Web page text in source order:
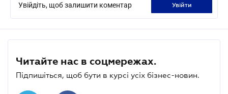
Увійдіть, щоб залишити коментар увійти
Читайте нас в соцмережах.
Підпишіться, щоб бути в курсі усіх бізнес-новин.